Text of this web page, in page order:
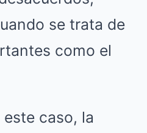
se trata de
como el
caso, la